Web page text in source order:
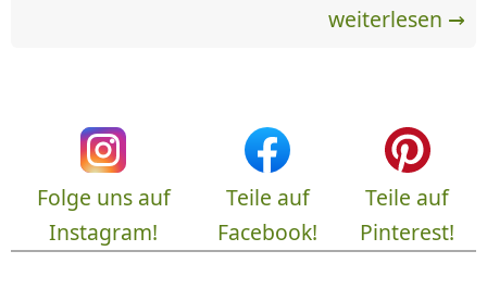
Folge uns auf
Instagram!
Teile auf
Facebook!
Teile auf
Pinterest!